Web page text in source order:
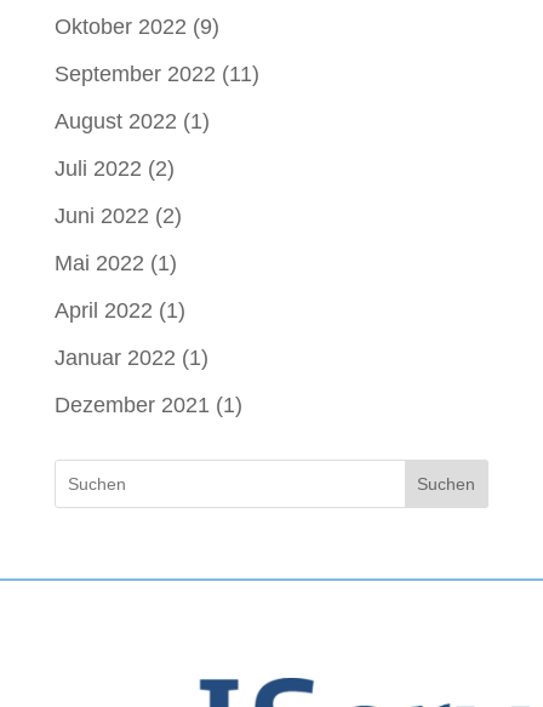
Oktober 2022 (9)
September 2022 (11)
August 2022 (1)
Juli 2022 (2)
Juni 2022 (2)
Mai 2022 (1)
April 2022 (1)
Januar 2022 (1)
Dezember 2021 (1)
Suchen